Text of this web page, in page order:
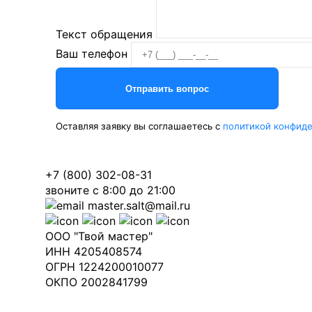
Текст обращения
Ваш телефон
Оставляя заявку вы соглашаетесь с политикой
+7 (800) 302-08-31
звоните с 8:00 до 21:00
master.salt@mail.ru
ООО "Твой мастер"
ИНН 4205408574
ОГРН 1224200010077
ОКПО 2002841799